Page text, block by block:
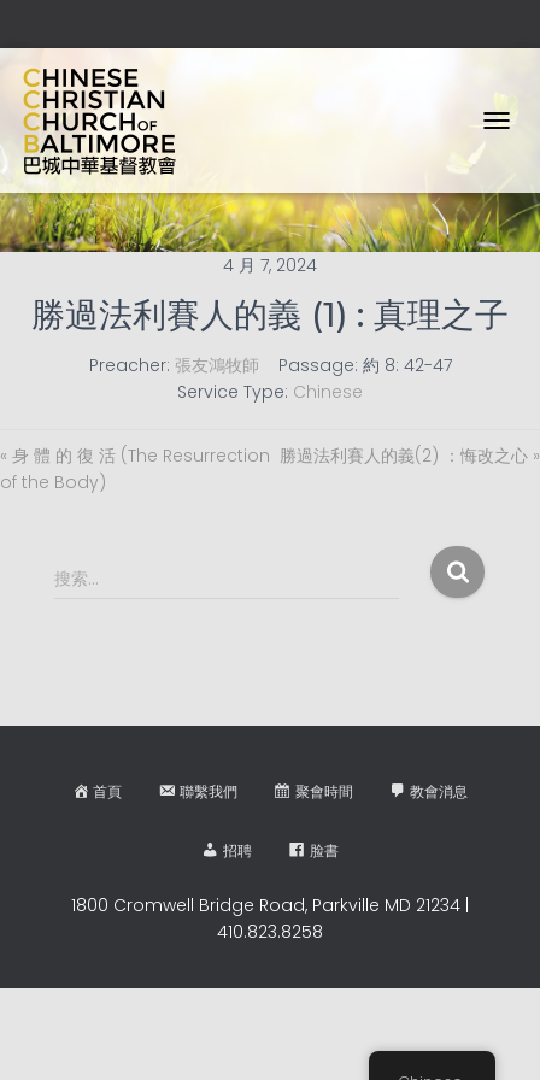
G
L
E
A
V
O
4 月 7, 2024
勝過法利賽人的義 (1) : 真理之子
Preacher: 張友鴻牧師 Passage: 約 8: 42-47
Service Type: Chinese
« 身 體 的 復 活 (The Resurrection
of the Body)
勝過法利賽人的義(2) ：悔改之心 »
搜
索
搜索…
首頁 聯繫我們 聚會時間 教會消息
招聘 脸書
1800 Cromwell Bridge Road, Parkville MD 21234 |
410.823.8258